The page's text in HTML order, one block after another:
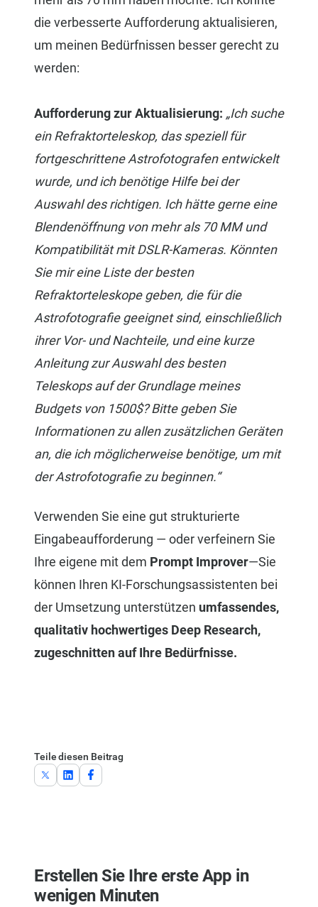
die verbesserte Aufforderung aktualisieren,
um meinen Bedürfnissen besser gerecht zu
werden:
Aufforderung zur Aktualisierung: „Ich suche
ein Refraktorteleskop, das speziell für
fortgeschrittene Astrofotografen entwickelt
wurde, und ich benötige Hilfe bei der
Auswahl des richtigen. Ich hätte gerne eine
Blendenöffnung von mehr als 70 MM und
Kompatibilität mit DSLR-Kameras. Könnten
Sie mir eine Liste der besten
Refraktorteleskope geben, die für die
Astrofotografie geeignet sind, einschließlich
ihrer Vor- und Nachteile, und eine kurze
Anleitung zur Auswahl des besten
Teleskops auf der Grundlage meines
Budgets von 1500$? Bitte geben Sie
Informationen zu allen zusätzlichen Geräten
an, die ich möglicherweise benötige, um mit
der Astrofotografie zu beginnen.“
Verwenden Sie eine gut strukturierte
Eingabeaufforderung — oder verfeinern Sie
Ihre eigene mit dem Prompt Improver—Sie
können Ihren KI-Forschungsassistenten bei
der Umsetzung unterstützen umfassendes,
qualitativ hochwertiges Deep Research,
zugeschnitten auf Ihre Bedürfnisse.
Teile diesen Beitrag
Erstellen Sie Ihre erste App in
wenigen Minuten